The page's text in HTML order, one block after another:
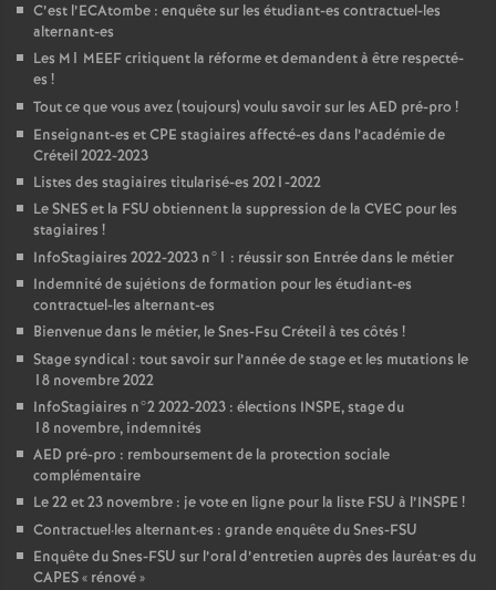
C’est l’ECAtombe : enquête sur les étudiant-es contractuel-les
alternant-es
Les M1 MEEFcritiquent la réforme et demandent à être respecté-
es !
Tout ce que vous avez (toujours) voulu savoir sur les AED pré-pro !
Enseignant-es etCPE stagiaires affecté-es dans l’académie de
Créteil 2022-2023
Listes des stagiaires titularisé-es 2021-2022
LeSNESet la FSU obtiennent la suppression de la CVEC pour les
stagiaires !
InfoStagiaires 2022-2023 n°1 : réussir son Entrée dans le métier
Indemnité de sujétions de formation pour les étudiant-es
contractuel-les alternant-es
Bienvenue dans le métier, le Snes-Fsu Créteil à tes côtés !
Stage syndical : tout savoir sur l’année de stage et les mutations le
18 novembre 2022
InfoStagiaires n°2 2022-2023 : élections INSPE, stage du
18 novembre, indemnités
AED pré-pro : remboursement de la protection sociale
complémentaire
Le 22 et 23 novembre : je vote en ligne pour la liste FSU à l’INSPE !
Contractuel·les alternant·es : grande enquête du Snes-FSU
Enquête du Snes-FSU sur l’oral d’entretien auprès des lauréat•es du
CAPES« rénové»